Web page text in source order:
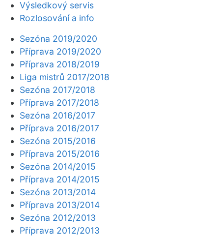
Výsledkový servis
Rozlosování a info
Sezóna 2019/2020
Příprava 2019/2020
Příprava 2018/2019
Liga mistrů 2017/2018
Sezóna 2017/2018
Příprava 2017/2018
Sezóna 2016/2017
Příprava 2016/2017
Sezóna 2015/2016
Příprava 2015/2016
Sezóna 2014/2015
Příprava 2014/2015
Sezóna 2013/2014
Příprava 2013/2014
Sezóna 2012/2013
Příprava 2012/2013